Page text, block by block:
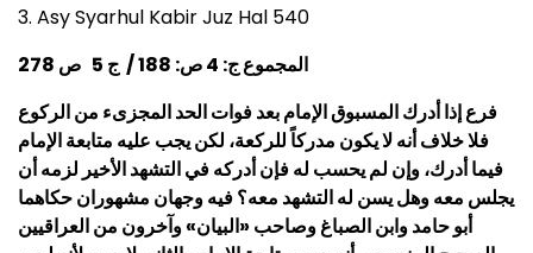
3. Asy Syarhul Kabir Juz Hal 540
فرع إذا أدرك المسبوق الإمام بعد فوات الحد المجزىء من الركوع
فلا خلاف أنه لا يكون مدركاً للركعة، لكن يجب عليه متابعة الإمام
فيما أدرك، وإن لم يحسب له فإن أدركه في التشهد الأخير لزمه أن
يجلس معه وهل يسن له التشهد معه؟ فيه وجهان مشهوران حكاهما
أبو حامد وابن الصباغ وصاحب «البيان» وآخرون من العراقيين